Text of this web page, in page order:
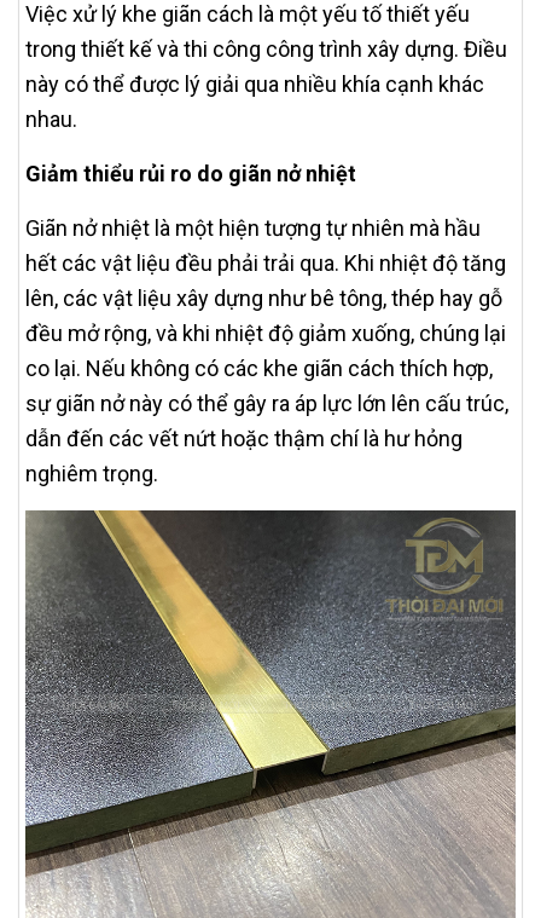
Việc xử lý khe giãn cách là một yếu tố thiết yếu
trong thiết kế và thi công công trình xây dựng. Điều
này có thể được lý giải qua nhiều khía cạnh khác
nhau.
Giảm thiểu rủi ro do giãn nở nhiệt
Giãn nở nhiệt là một hiện tượng tự nhiên mà hầu
hết các vật liệu đều phải trải qua. Khi nhiệt độ tăng
lên, các vật liệu xây dựng như bê tông, thép hay gỗ
đều mở rộng, và khi nhiệt độ giảm xuống, chúng lại
co lại. Nếu không có các khe giãn cách thích hợp,
sự giãn nở này có thể gây ra áp lực lớn lên cấu trúc,
dẫn đến các vết nứt hoặc thậm chí là hư hỏng
nghiêm trọng.